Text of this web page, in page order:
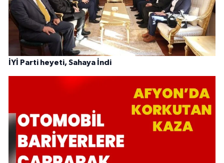
İYİ Parti heyeti, Sahaya İndi